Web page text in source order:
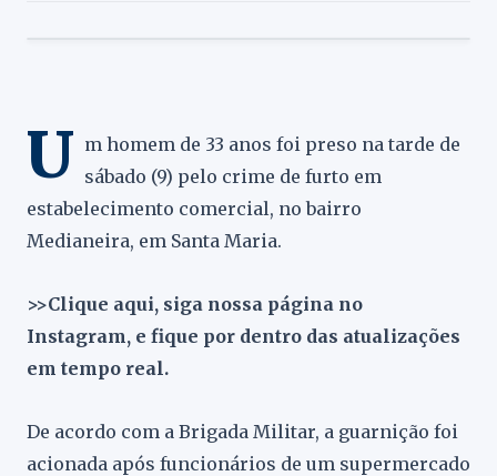
U m homem de 33 anos foi preso na tarde de
sábado (9) pelo crime de furto em
estabelecimento comercial, no bairro
Medianeira, em Santa Maria.
>>Clique aqui, siga nossa página no
Instagram, e fique por dentro das atualizações
em tempo real.
De acordo com a Brigada Militar, a guarnição foi
acionada após funcionários de um supermercado